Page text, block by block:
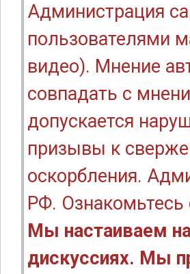
Администрация
пользователями
видео). Мнение
совпадать с
допускается
призывы к
оскорбления.
РФ.
Мы настаиваем
дискуссиях. Мы